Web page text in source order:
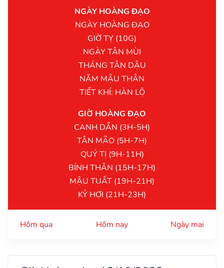
NGÀY HOÀNG ĐẠO
NGÀY HOÀNG ĐẠO
GIỜ TỴ (10G)
NGÀY TÂN MÙI
THÁNG TÂN DẬU
NĂM MẬU THÂN
TIẾT KHÍ: HÀN LỘ
GIỜ HOÀNG ĐẠO
CANH DẦN (3H-5H)
TÂN MÃO (5H-7H)
QUÝ TỊ (9H-11H)
BÍNH THÂN (15H-17H)
MẬU TUẤT (19H-21H)
KỶ HỢI (21H-23H)
Hôm qua Hôm nay Ngày mai